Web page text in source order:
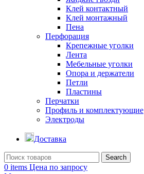
Клей контактный
Клей монтажный
Пена
Перфорация
Крепежные уголки
Лента
Мебельные уголки
Опора и держатели
Петли
Пластины
Перчатки
Профиль и комплектующие
Электроды
Доставка
Search
0 items Цена по запросу